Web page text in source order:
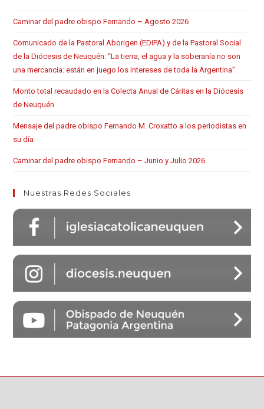
Caminar del padre obispo Fernando – Agosto 2026
Comunicado de la Pastoral Aborigen (EDIPA) y de la Pastoral Social
de la Diócesis de Neuquén: “La tierra, el agua y la soberanía no son
una mercancía: están en juego los intereses de toda la Argentina”
Monto total recaudado en la Colecta Anual de Cáritas en la Diócesis
de Neuquén
Mensaje del padre obispo Fernando M. Croxatto a los periodistas en
su día
Caminar del padre obispo Fernando – Junio y Julio 2026
Nuestras Redes Sociales